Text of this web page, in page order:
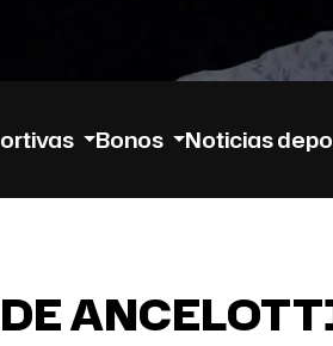
Bonos Noticias